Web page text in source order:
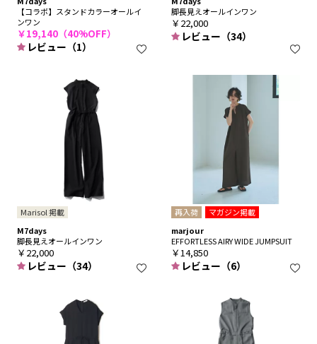
【コラボ】スタンドカラーオールイ
ンワン
￥19,140（40%OFF）
レビュー（1）
脚長見えオールインワン
￥22,000
レビュー（34）
Marisol 掲載
M7days
脚長見えオールインワン
￥22,000
レビュー（34）
再入荷
マガジン掲載
marjour
EFFORTLESS AIRY WIDE JUMPSUIT
￥14,850
レビュー（6）